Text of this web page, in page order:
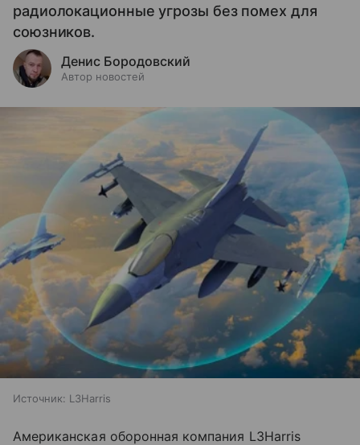
радиолокационные угрозы без помех для
союзников.
Денис Бородовский
Автор новостей
Источник: L3Harris
Американская оборонная компания L3Harris